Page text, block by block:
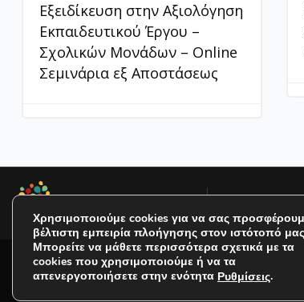
Εξειδίκευση στην Αξιολόγηση
Εκπαιδευτικού Έργου –
Σχολικών Μονάδων – Online
Σεμινάρια εξ Αποστάσεως
Χρησιμοποιούμε cookies για να σας
βέλτιστη εμπειρία πλοήγησης στον ιστότοπό
Μπορείτε να μάθετε περισσότερα σχετικά με τα
cookies που χρησιμοποιούμε ή να τα
απενεργοποιήσετε στην ενότητα Ρυθμίσεις.